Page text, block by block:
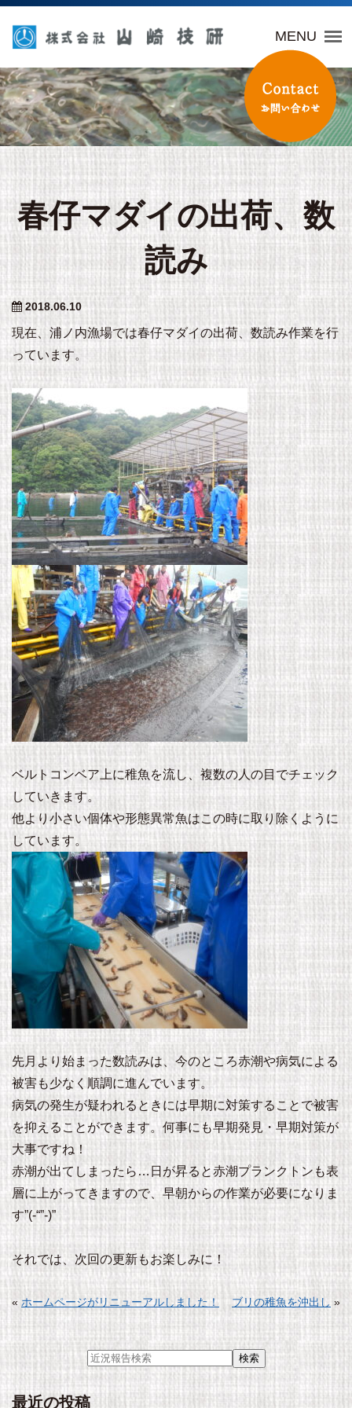
MENU
春仔マダイの出荷、数
読み
2018.06.10
現在、浦ノ内漁場では春仔マダイの出荷、数読み作業を行
っています。
ベルトコンベア上に稚魚を流し、複数の人の目でチェック
していきます。
他より小さい個体や形態異常魚はこの時に取り除くように
しています。
先月より始まった数読みは、今のところ赤潮や病気による
被害も少なく順調に進んでいます。
病気の発生が疑われるときには早期に対策することで被害
を抑えることができます。何事にも早期発見・早期対策が
大事ですね！
赤潮が出てしまったら…日が昇ると赤潮プランクトンも表
層に上がってきますので、早朝からの作業が必要になりま
す”(-“”-)”
それでは、次回の更新もお楽しみに！
« ホームページがリニューアルしました！ ブリの稚魚を沖出し »
最近の投稿